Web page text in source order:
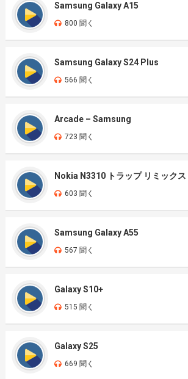
Samsung Galaxy A15
800 聞く
Samsung Galaxy S24 Plus
566 聞く
Arcade – Samsung
723 聞く
Nokia N3310 トラップ リミックス
603 聞く
Samsung Galaxy A55
567 聞く
Galaxy S10+
515 聞く
Galaxy S25
669 聞く